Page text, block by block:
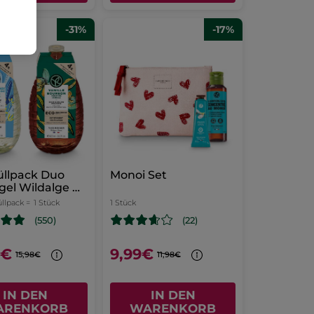
-31%
Duo
Wildalge &
= 1 Stück
(550)
15,98€
IN DEN
-17%
Monoi Set
1 Stück
(22)
9,99€ 11,98€
IN DEN
WARENKORB